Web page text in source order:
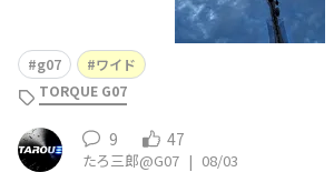
g07
ワイド
TORQUE G07
9 47
たろ三郎@G07 | 08/03